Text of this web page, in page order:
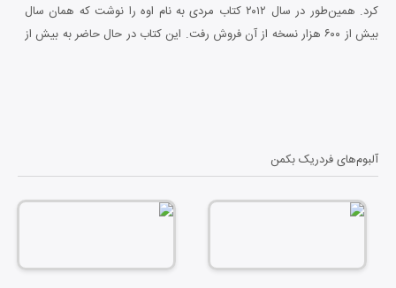
کرد. همین‌طور در سال ۲۰۱۲ کتاب مردی به نام اوه را نوشت که همان سال
بیش از ۶۰۰ هزار نسخه از آن فروش رفت. این کتاب در حال حاضر به بیش از
همسر ایرانی خود دو فرزندش ساکن سوئد است. اثر دیگر این نویسنده؛ بریت
ماری اینجا بود که در سال ۲۰۱۶ چاپ شده، توسط نشرنون و با ترجمه فرناز
تیمورازف منتشر شده‌است.
آلبوم‌هایفردریک بکمن